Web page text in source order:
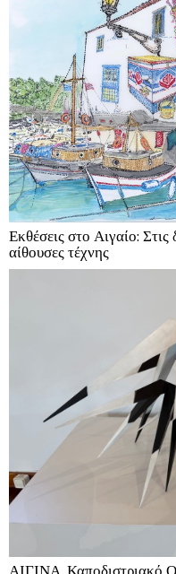
Εκθέσεις στο Αιγαίο:
αίθουσες τέχνης
ΑΙΓΙΝΑ, Καποδιστριακό